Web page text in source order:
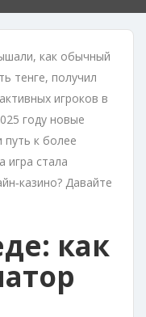
как обычный
тенге, получил
игроков в
году новые
путь к более
игра стала
Давайте
как